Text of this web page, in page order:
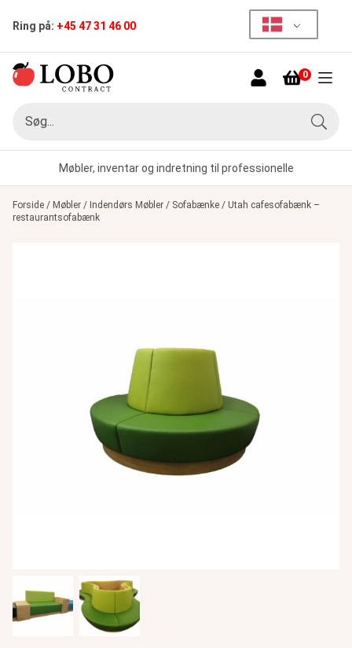
Ring på: +45 47 31 46 00
0
Menu
Søg
Møbler, inventar og indretning til professionelle
Forside / Møbler / Indendørs Møbler / Sofabænke / Utah cafesofabænk –
restaurantsofabænk